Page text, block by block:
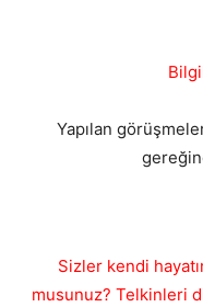
Yapılan
Sizler kendi
musunuz? Telkinleri